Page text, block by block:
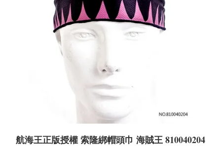
航海王正版授權 索隆綁帽頭巾 海賊王 810040204